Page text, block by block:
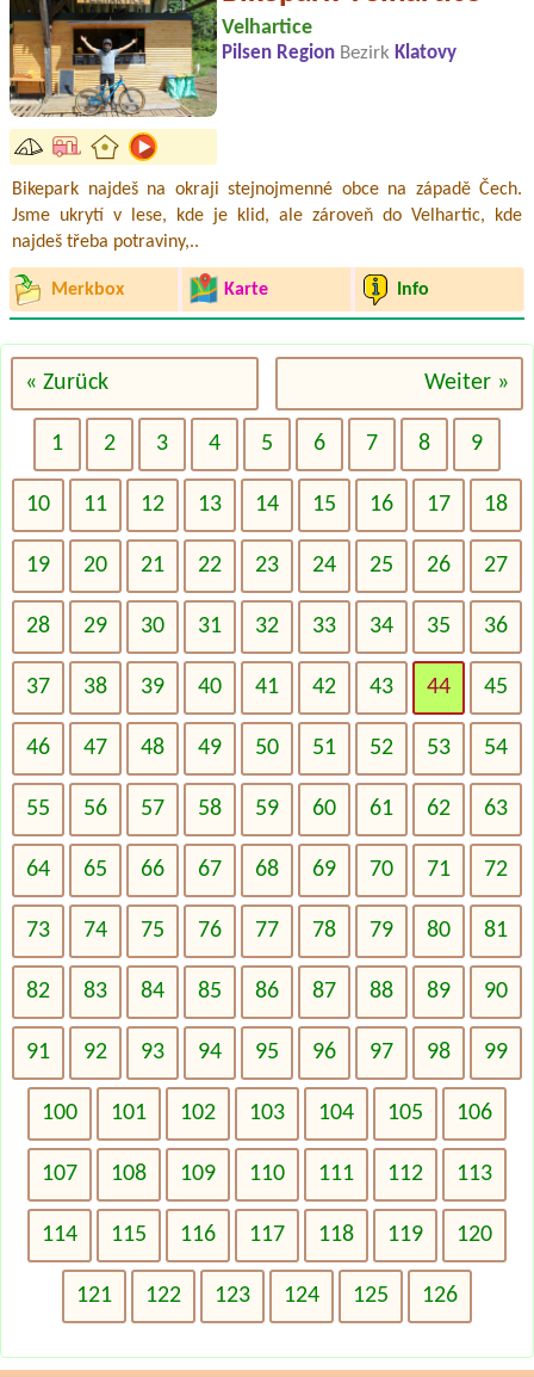
Velhartice
Pilsen Region Bezirk Klatovy
Bikepark najdeš na okraji stejnojmenné obce na západě Čech.
Jsme ukrytí v lese, kde je klid, ale zároveň do Velhartic, kde
najdeš třeba potraviny,..
Merkbox Karte Info
« Zurück Weiter »
1 2 3 4 5 6 7 8 9
10 11 12 13 14 15 16 17 18
19 20 21 22 23 24 25 26 27
28 29 30 31 32 33 34 35 36
37 38 39 40 41 42 43 44 45
46 47 48 49 50 51 52 53 54
55 56 57 58 59 60 61 62 63
64 65 66 67 68 69 70 71 72
73 74 75 76 77 78 79 80 81
82 83 84 85 86 87 88 89 90
91 92 93 94 95 96 97 98 99
100 101 102 103 104 105 106
107 108 109 110 111 112 113
114 115 116 117 118 119 120
121 122 123 124 125 126